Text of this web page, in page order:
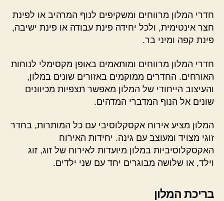
חדרי המלון מרווחים ומשקיפים לנוף המרהיב או לפינת
חצר אינטימית, ולכל יחידה פינת עבודה או פינת ישיבה,
פינת קפה ומיני בר.
חדרי המלון מרווחים ומותאמים באופן מקסימלי לנוחות
האורחים. החדרים ממוקמים באזורים שונים במלון,
והעיצוב הייחודי של המלון מאפשר תצפיות מכיוונים
שונים אל הנוף המדברי המדהים.
המלון מציע אירוח אקסקלוסיבי עם כל המותרות, בחדר
זוגי מצויד ומעוצב עם גינה. יחידות האירוח
האקסקלוסיביות במלון מיועדות לאירוח של זוג, זוג
וילד, או שלושה מבוגרים יחד עם שני ילדים.
בריכת המלון